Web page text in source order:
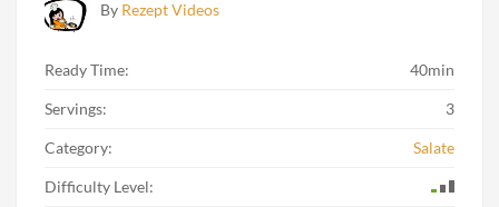
By Rezept Videos
Ready Time: 40min
Servings: 3
Category: Salate
Difficulty Level: